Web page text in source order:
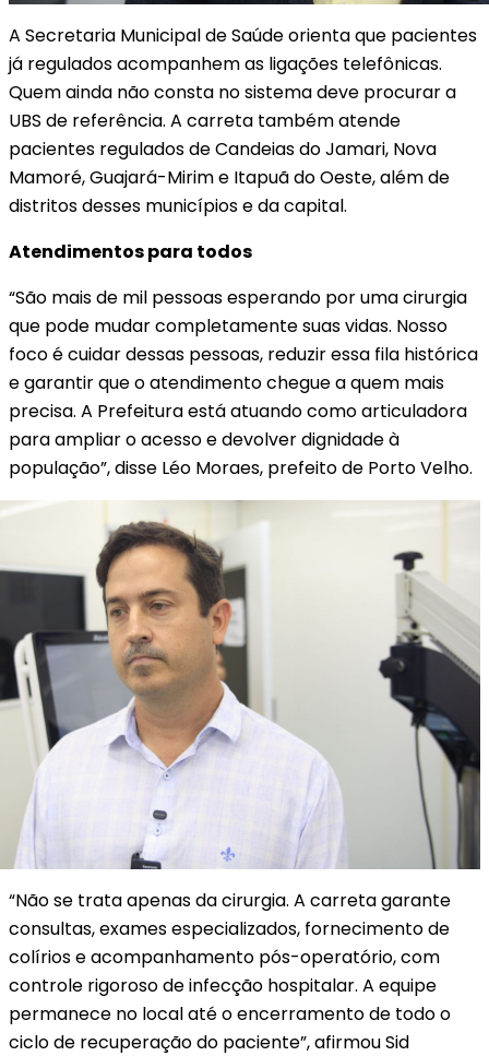
A Secretaria Municipal de Saúde orienta que pacientes
já regulados acompanhem as ligações telefônicas.
Quem ainda não consta no sistema deve procurar a
UBS de referência. A carreta também atende
pacientes regulados de Candeias do Jamari, Nova
Mamoré, Guajará-Mirim e Itapuã do Oeste, além de
distritos desses municípios e da capital.
Atendimentos para todos
“São mais de mil pessoas esperando por uma cirurgia
que pode mudar completamente suas vidas. Nosso
foco é cuidar dessas pessoas, reduzir essa fila histórica
e garantir que o atendimento chegue a quem mais
precisa. A Prefeitura está atuando como articuladora
para ampliar o acesso e devolver dignidade à
população”, disse Léo Moraes, prefeito de Porto Velho.
“Não se trata apenas da cirurgia. A carreta garante
consultas, exames especializados, fornecimento de
colírios e acompanhamento pós-operatório, com
controle rigoroso de infecção hospitalar. A equipe
permanece no local até o encerramento de todo o
ciclo de recuperação do paciente”, afirmou Sid